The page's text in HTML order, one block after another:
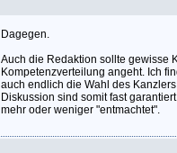
Dagegen.
Auch die Redaktion sollte gewisse
Kompetenzverteilung angeht. Ich
auch endlich die Wahl des
Diskussion sind somit fast
mehr oder weniger "entmachtet".